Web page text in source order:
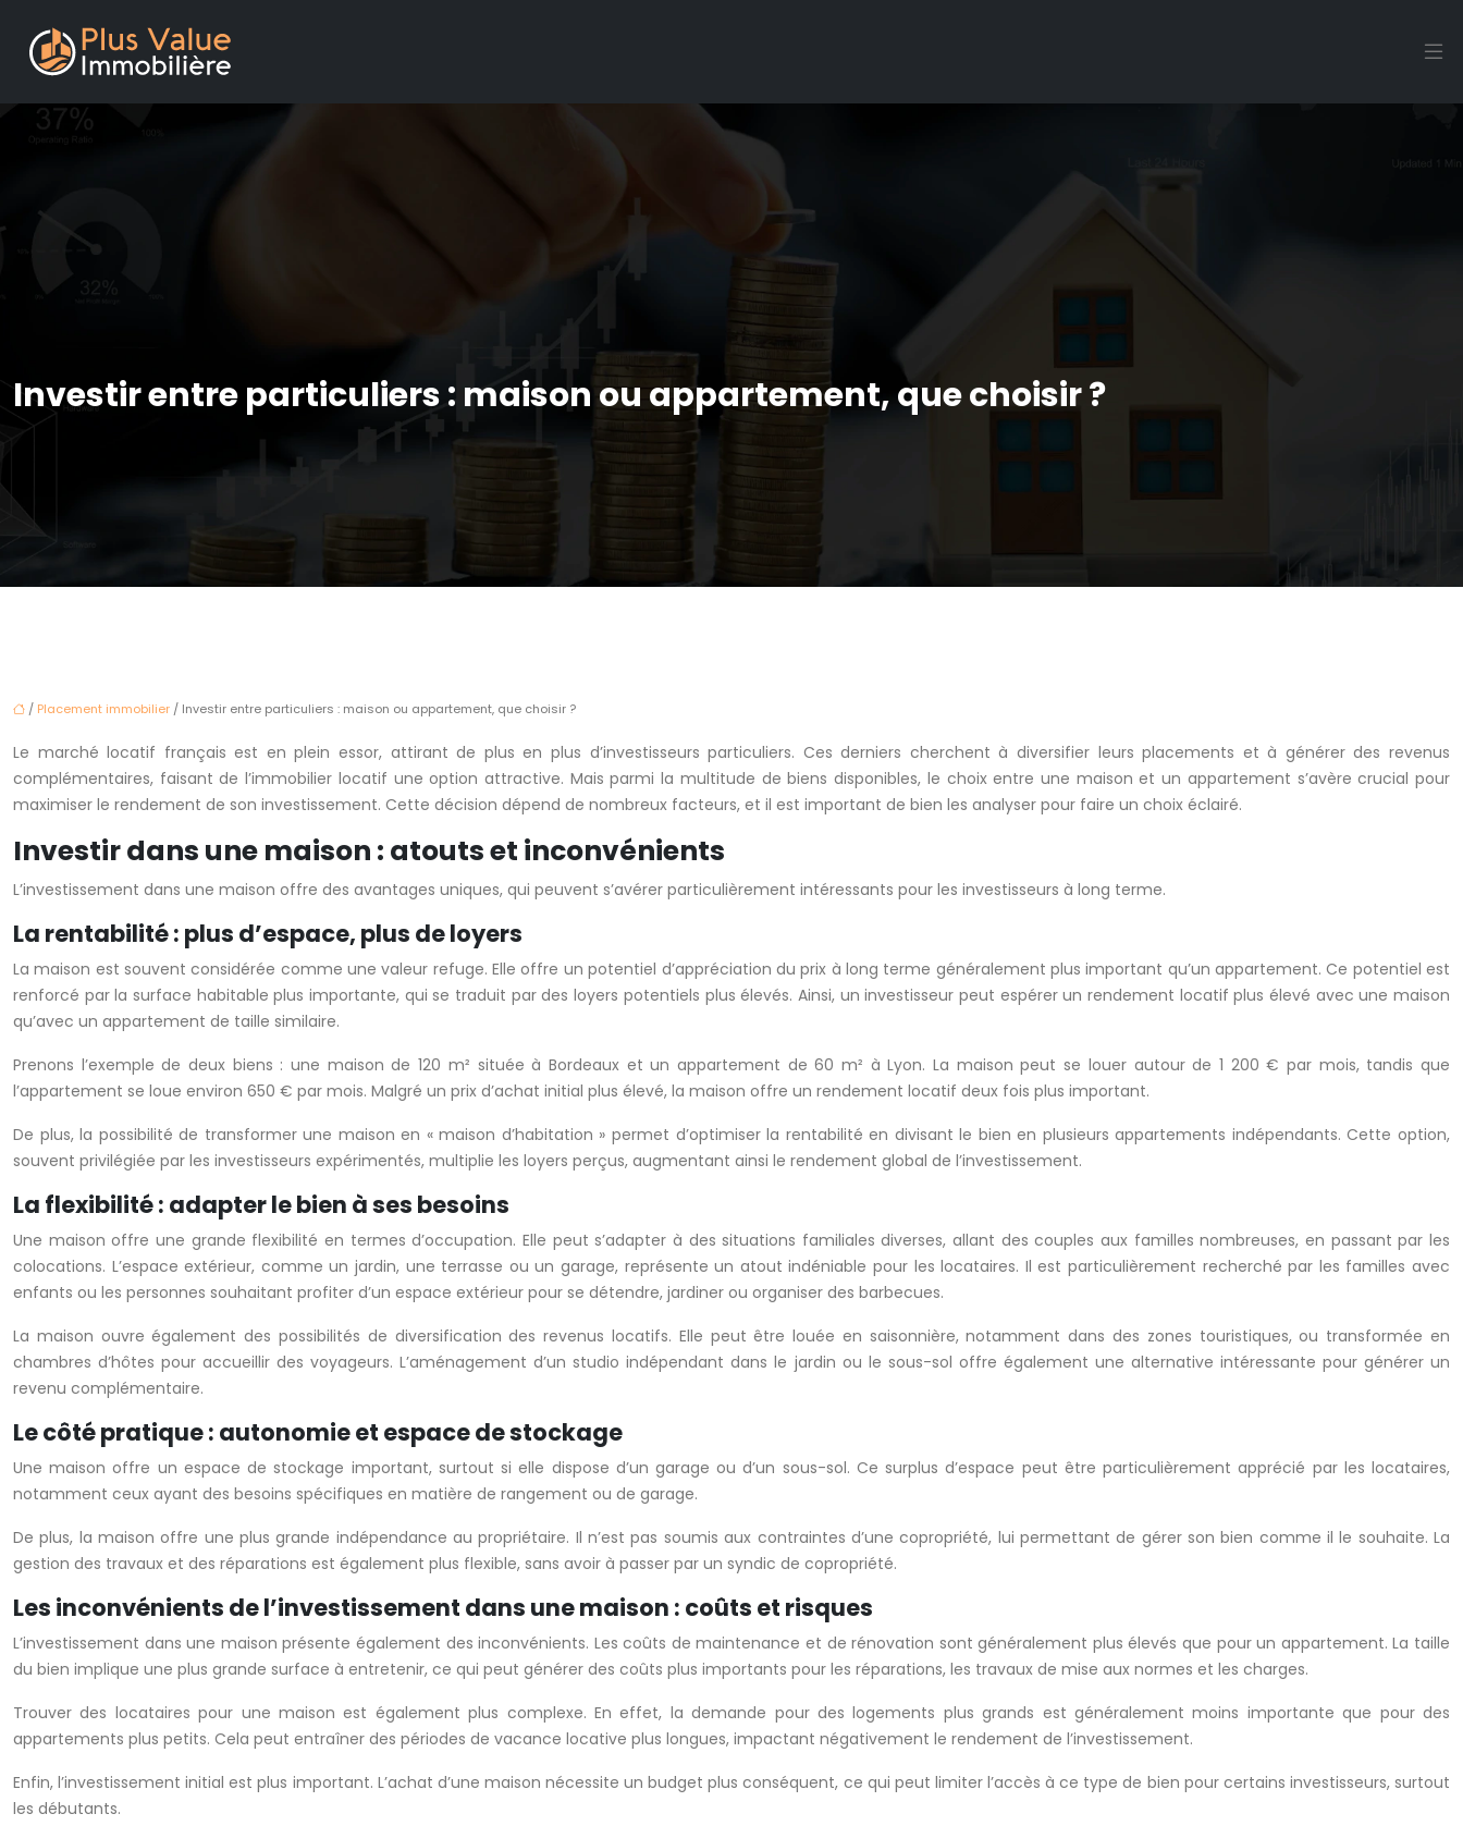
Investir entre particuliers : maison ou appartement, que choisir ?
/ Placement immobilier / Investir entre particuliers : maison ou appartement, que choisir ?
Le marché locatif français est en plein essor, attirant de plus en plus d’investisseurs particuliers. Ces derniers cherchent à diversifier leurs placements et à générer des revenus
complémentaires, faisant de l’immobilier locatif une option attractive. Mais parmi la multitude de biens disponibles, le choix entre une maison et un appartement s’avère crucial pour
maximiser le rendement de son investissement. Cette décision dépend de nombreux facteurs, et il est important de bien les analyser pour faire un choix éclairé.
Investir dans une maison : atouts et inconvénients
L’investissement dans une maison offre des avantages uniques, qui peuvent s’avérer particulièrement intéressants pour les investisseurs à long terme.
La rentabilité : plus d’espace, plus de loyers
La maison est souvent considérée comme une valeur refuge. Elle offre un potentiel d’appréciation du prix à long terme généralement plus important qu’un appartement. Ce potentiel est
renforcé par la surface habitable plus importante, qui se traduit par des loyers potentiels plus élevés. Ainsi, un investisseur peut espérer un rendement locatif plus élevé avec une maison
qu’avec un appartement de taille similaire.
Prenons l’exemple de deux biens : une maison de 120 m² située à Bordeaux et un appartement de 60 m² à Lyon. La maison peut se louer autour de 1 200 € par mois, tandis que
l’appartement se loue environ 650 € par mois. Malgré un prix d’achat initial plus élevé, la maison offre un rendement locatif deux fois plus important.
De plus, la possibilité de transformer une maison en « maison d’habitation » permet d’optimiser la rentabilité en divisant le bien en plusieurs appartements indépendants. Cette option,
souvent privilégiée par les investisseurs expérimentés, multiplie les loyers perçus, augmentant ainsi le rendement global de l’investissement.
La flexibilité : adapter le bien à ses besoins
Une maison offre une grande flexibilité en termes d’occupation. Elle peut s’adapter à des situations familiales diverses, allant des couples aux familles nombreuses, en passant par les
colocations. L’espace extérieur, comme un jardin, une terrasse ou un garage, représente un atout indéniable pour les locataires. Il est particulièrement recherché par les familles avec
enfants ou les personnes souhaitant profiter d’un espace extérieur pour se détendre, jardiner ou organiser des barbecues.
La maison ouvre également des possibilités de diversification des revenus locatifs. Elle peut être louée en saisonnière, notamment dans des zones touristiques, ou transformée en
chambres d’hôtes pour accueillir des voyageurs. L’aménagement d’un studio indépendant dans le jardin ou le sous-sol offre également une alternative intéressante pour générer un
revenu complémentaire.
Le côté pratique : autonomie et espace de stockage
Une maison offre un espace de stockage important, surtout si elle dispose d’un garage ou d’un sous-sol. Ce surplus d’espace peut être particulièrement apprécié par les locataires,
notamment ceux ayant des besoins spécifiques en matière de rangement ou de garage.
De plus, la maison offre une plus grande indépendance au propriétaire. Il n’est pas soumis aux contraintes d’une copropriété, lui permettant de gérer son bien comme il le souhaite. La
gestion des travaux et des réparations est également plus flexible, sans avoir à passer par un syndic de copropriété.
Les inconvénients de l’investissement dans une maison : coûts et risques
L’investissement dans une maison présente également des inconvénients. Les coûts de maintenance et de rénovation sont généralement plus élevés que pour un appartement. La taille
du bien implique une plus grande surface à entretenir, ce qui peut générer des coûts plus importants pour les réparations, les travaux de mise aux normes et les charges.
Trouver des locataires pour une maison est également plus complexe. En effet, la demande pour des logements plus grands est généralement moins importante que pour des
appartements plus petits. Cela peut entraîner des périodes de vacance locative plus longues, impactant négativement le rendement de l’investissement.
Enfin, l’investissement initial est plus important. L’achat d’une maison nécessite un budget plus conséquent, ce qui peut limiter l’accès à ce type de bien pour certains investisseurs, surtout
les débutants.